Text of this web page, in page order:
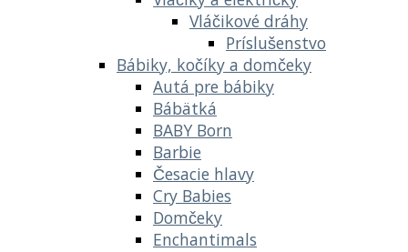
Vláčikové dráhy
Príslušenstvo
Bábiky, kočíky a domčeky
Autá pre bábiky
Bábätká
BABY Born
Barbie
Česacie hlavy
Cry Babies
Domčeky
Enchantimals